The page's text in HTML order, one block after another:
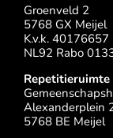
Groenveld 2
5768 GX Meijel
K.v.k. 40176657
NL92 Rabo
Repetitieruimte
Alexanderplein
5768 BE Meijel